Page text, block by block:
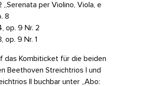
„Serenata per Violino, Viola, e
8
op. 9 Nr. 2
op. 9 Nr. 1
das Kombiticket für die beiden
Beethoven Streichtrios I und
II buchbar unter ,,Abo: